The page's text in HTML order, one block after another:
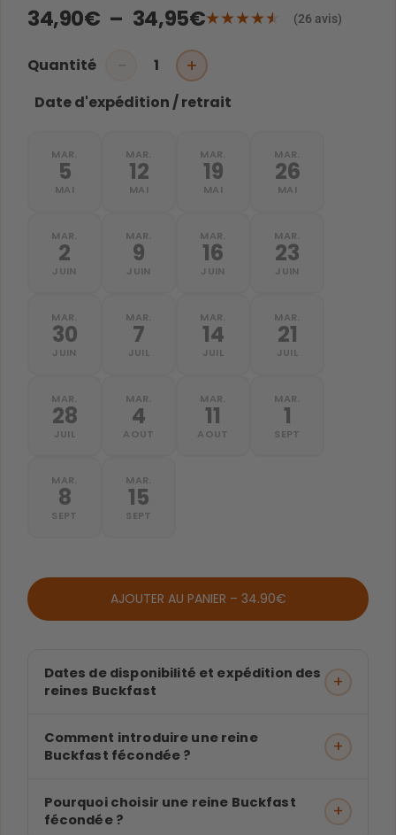
34,90€ – 34,95€★★★★★ (26 avis)
Quantité − +
Date d'expédition / retrait
MAR.
5
MAI
MAR.
12
MAI
MAR.
19
MAI
MAR.
26
MAI
MAR.
2
JUIN
MAR.
9
JUIN
MAR.
16
JUIN
MAR.
23
JUIN
MAR.
30
JUIN
MAR.
7
JUIL
MAR.
14
JUIL
MAR.
21
JUIL
MAR.
28
JUIL
MAR.
4
AOUT
MAR.
11
AOUT
MAR.
1
SEPT
MAR.
8
SEPT
MAR.
15
SEPT
AJOUTER AU PANIER – 34.90€
Dates de disponibilité et expédition des
reines Buckfast
+
Comment introduire une reine
Buckfast fécondée ?
+
Pourquoi choisir une reine Buckfast
fécondée ?
+